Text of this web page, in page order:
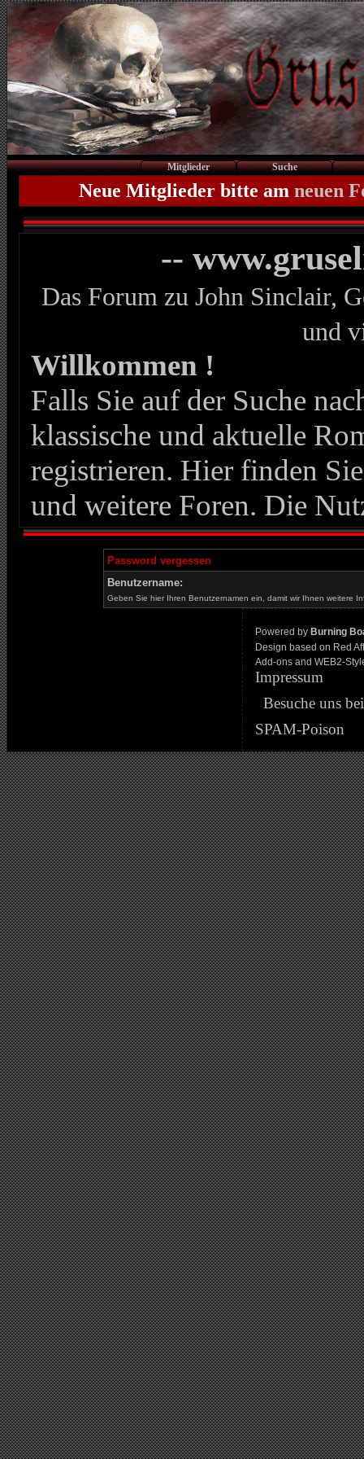
Mitglieder Suche
Neue Mitglieder bitte am neuen
--
Das Forum zu John Sinclair,
und
Willkommen !
Falls Sie auf der Suche
klassische und aktuelle
registrieren. Hier finden
und weitere Foren. Die
Password vergessen
Benutzername:
Geben Sie hier Ihren Benutzernamen ein, damit wir Ihnen weitere
Powered by Burning
Design based on Red
Add-ons and WEB2-
Impressum
Besuche uns
SPAM-Poison